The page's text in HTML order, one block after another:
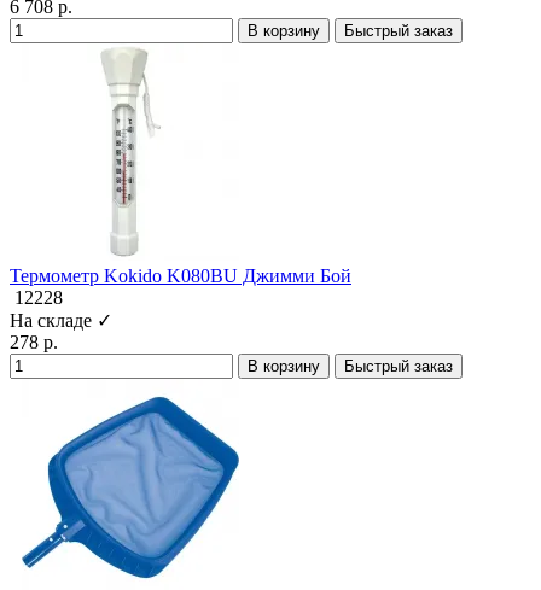
6 708 р.
В корзину Быстрый заказ
Термометр Kokido K080BU Джимми Бой
12228
На складе ✓
278 р.
В корзину Быстрый заказ